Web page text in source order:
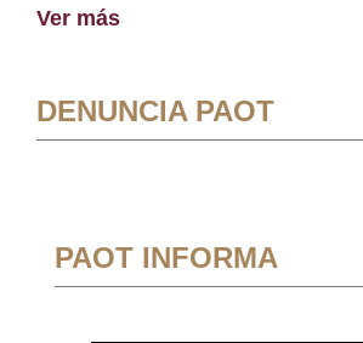
Ver más
DENUNCIA PAOT
PAOT INFORMA